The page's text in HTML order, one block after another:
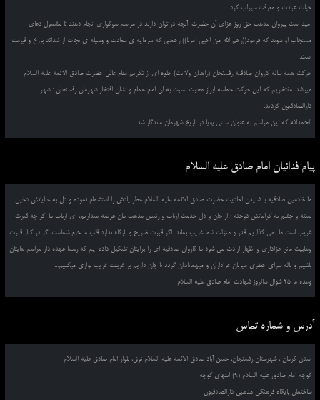
حیات عبادت و معرفت سیرآب کرد.
امید است پیروان مذهب حق روز عزای آن حضرت, آنچه در توان دارند در مراسم سوگواری انجام دهند تا مشمول دعای
مستجاب او شوند که فرمود((رحم الله من احیی امرنا)) رحمتی که سرمایه ی سعادت و وسیله ی نجات از شدائد برزخ و قیامت
است.
حرکت همه ساله کاروان صادقیه رفسنجان (راهیان ولایت) جلوه ای از تکریم مقام عالی حضرت صادق الائمه علیه السلام
میباشد. مفتخریم که این حرکت حماسه ابراز محبت نسبت به آن امام همام و نشان افتخار شهرمان رفسنجان ؛ شهر
دارالصادقیون گردید.
الحمدالله که این مراسم به عنوان سنتی پویا در تاریخ شهرمان ماندگار شد.
پیام فدائیان امام صادق علیه السلام
ما خادمین صادقیه با شنیدن احادیث حضرت صادق الائمه علیه السلام عطر یادش را استشمام نموده و دل به عنایاتش دخیل
بسته و چشم به کراماتش دوخته ؛ از جان و دل خدمت ارباب و رئیس مذهب مان عرضه میداریم، ای ارباب ما اگر چه قبرت
غریب است ما نمی گذاریم قدر و منزلت شما غریب بماند. اگر قبرت ضریح و بارگاه ندارد قلب ما حرم شماست اگر در کنار قبرت
وهابیت مانع عزاداری و اظهار ارادت می شود ما کاروان صادقیه ای را برایتان تشکیل داده ایم که رسما عهده دار مراسم هایتان
باشیم و ناله سرای جعفری میزبان عزاداران و میهمانانتان گردد تا جان داریم بر غربتت غریب نوازی میکنیم...
وعده ما 25 شوال سالروز شهادت امام صادق علیه السلام
آدرس و شماره تماس
استان کرمان ، شهرستان رفسنجان، حسن آباد صادق الائمه علیه السلام نوق، بلوار امام صادق علیه السلام
کوچه امام صادق علیه السلام (9) انتهای کوچه
ساختمان پایگاه فرهنگی مذهبی دارالصادقیون